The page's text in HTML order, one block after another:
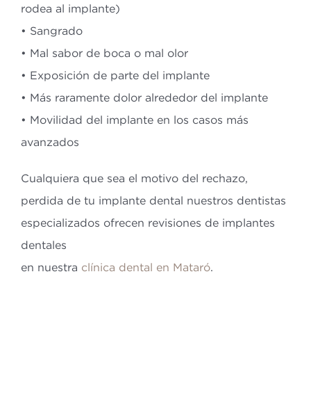
rodea al implante)
• Sangrado
• Mal sabor de boca o mal olor
• Exposición de parte del implante
• Más raramente dolor alrededor del implante
• Movilidad del implante en los casos más
avanzados
Cualquiera que sea el motivo del rechazo,
perdida de tu implante dental nuestros dentistas
especializados ofrecen revisiones de implantes
dentales
en nuestra clínica dental en Mataró.